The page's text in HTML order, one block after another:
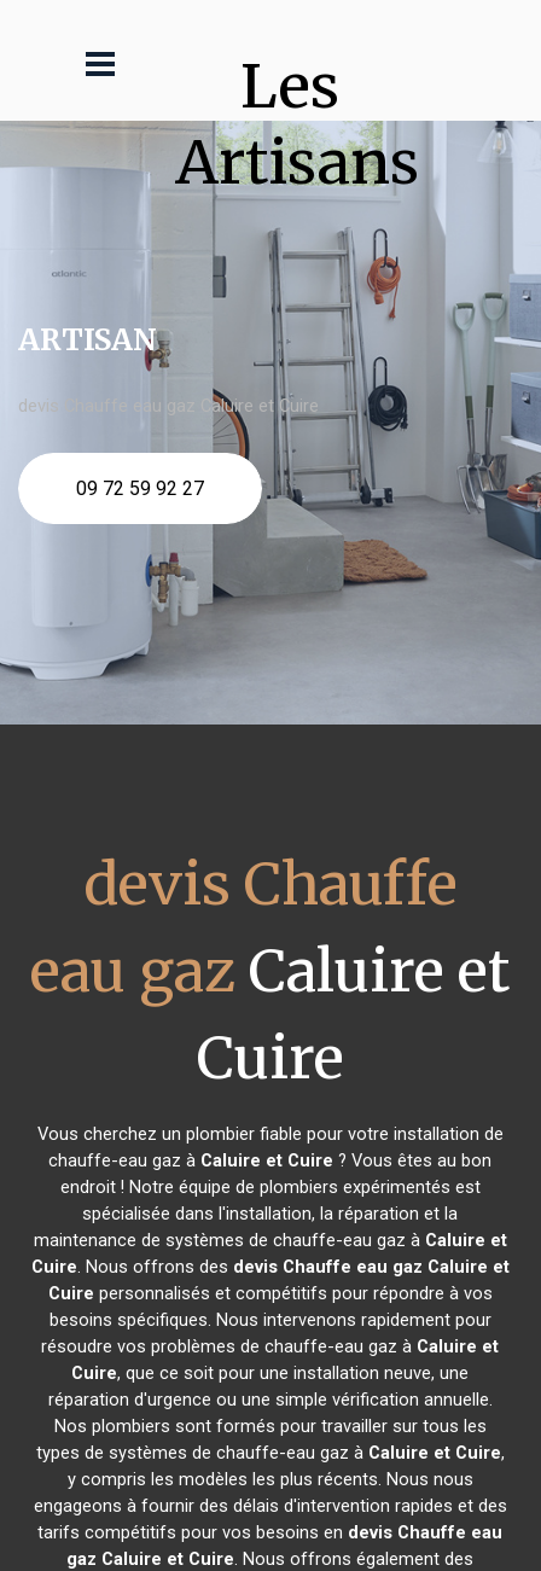
Les
Artisans
ARTISAN
devis Chauffe eau gaz Caluire et Cuire
09 72 59 92 27
devis Chauffe
eau gaz Caluire et
Cuire
Vous cherchez un plombier fiable pour votre installation de
chauffe-eau gaz à Caluire et Cuire ? Vous êtes au bon
endroit ! Notre équipe de plombiers expérimentés est
spécialisée dans l'installation, la réparation et la
maintenance de systèmes de chauffe-eau gaz à Caluire et
Cuire. Nous offrons des devis Chauffe eau gaz Caluire et
Cuire personnalisés et compétitifs pour répondre à vos
besoins spécifiques. Nous intervenons rapidement pour
résoudre vos problèmes de chauffe-eau gaz à Caluire et
Cuire, que ce soit pour une installation neuve, une
réparation d'urgence ou une simple vérification annuelle.
Nos plombiers sont formés pour travailler sur tous les
types de systèmes de chauffe-eau gaz à Caluire et Cuire,
y compris les modèles les plus récents. Nous nous
engageons à fournir des délais d'intervention rapides et des
tarifs compétitifs pour vos besoins en devis Chauffe eau
gaz Caluire et Cuire. Nous offrons également des